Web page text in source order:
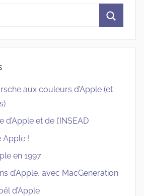
aux couleurs d’Apple (et
et de l’INSEAD
Apple !
en 1997
d’Apple, avec MacGeneration
d’Apple